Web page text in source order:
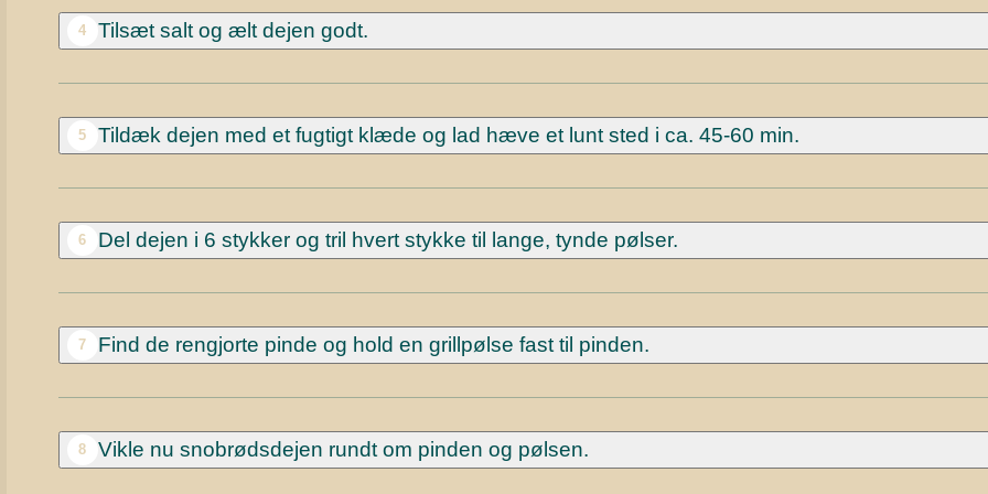
4 Tilsæt salt og ælt dejen godt.
5 Tildæk dejen med et fugtigt klæde og lad hæve et lunt sted i ca. 45-60 min.
6 Del dejen i 6 stykker og tril hvert stykke til lange, tynde pølser.
7 Find de rengjorte pinde og hold en grillpølse fast til pinden.
8 Vikle nu snobrødsdejen rundt om pinden og pølsen.